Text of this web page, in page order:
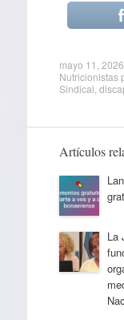
mayo 11, 2026
Nutricionistas
Sindical
Artículos
La